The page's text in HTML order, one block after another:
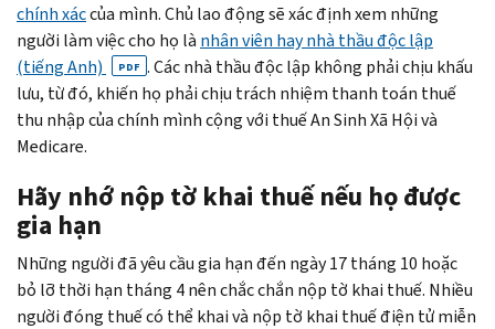
chính xáccủa mình. Chủ lao động sẽ xác định xem những
người làm việc cho họ là nhân viên hay nhà thầu độc lập
(tiếng Anh)
PDF . Các nhà thầu độc lập không phải chịu khấu
lưu, từ đó, khiến họ phải chịu trách nhiệm thanh toán thuế
thu nhập của chính mình cộng với thuế An Sinh Xã Hội và
Medicare.
Hãy nhớ nộp tờ khai thuế nếu họ được
gia hạn
Những người đã yêu cầu gia hạn đến ngày 17 tháng 10 hoặc
bỏ lỡ thời hạn tháng 4 nên chắc chắn nộp tờ khai thuế. Nhiều
người đóng thuế có thể khai và nộp tờ khai thuế điện tử miễn